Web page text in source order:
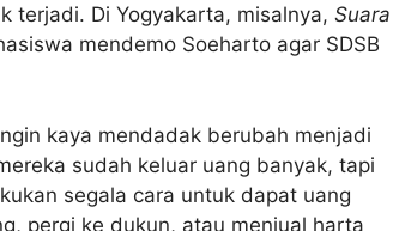
terjadi. Di Yogyakarta, misalnya, Suara
mendemo Soeharto agar SDSB
kaya mendadak berubah menjadi
sudah keluar uang banyak, tapi
segala cara untuk dapat uang
pergi ke dukun, atau menjual harta